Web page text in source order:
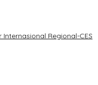
Regional-CES